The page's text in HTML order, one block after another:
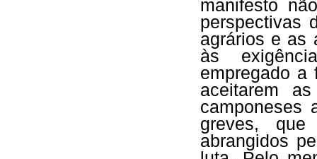
manifesto
perspectivas
agrários e as
às
empregado a
aceitarem
camponeses
greves,
abrangidos